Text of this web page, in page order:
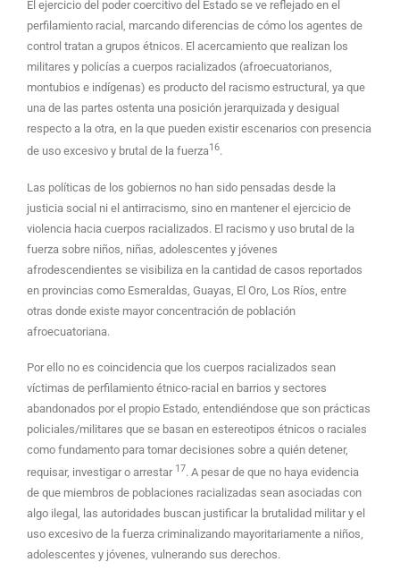
El ejercicio del poder coercitivo del Estado se ve reflejado en el
perfilamiento racial, marcando diferencias de cómo los agentes de
control tratan a grupos étnicos. El acercamiento que realizan los
militares y policías a cuerpos racializados (afroecuatorianos,
montubios e indígenas) es producto del racismo estructural, ya que
una de las partes ostenta una posición jerarquizada y desigual
respecto a la otra, en la que pueden existir escenarios con presencia
de uso excesivo y brutal de la fuerza16.
Las políticas de los gobiernos no han sido pensadas desde la
justicia social ni el antirracismo, sino en mantener el ejercicio de
violencia hacia cuerpos racializados. El racismo y uso brutal de la
fuerza sobre niños, niñas, adolescentes y jóvenes
afrodescendientes se visibiliza en la cantidad de casos reportados
en provincias como Esmeraldas, Guayas, El Oro, Los Ríos, entre
otras donde existe mayor concentración de población
afroecuatoriana.
Por ello no es coincidencia que los cuerpos racializados sean
víctimas de perfilamiento étnico-racial en barrios y sectores
abandonados por el propio Estado, entendiéndose que son prácticas
policiales/militares que se basan en estereotipos étnicos o raciales
como fundamento para tomar decisiones sobre a quién detener,
requisar, investigar o arrestar 17. A pesar de que no haya evidencia
de que miembros de poblaciones racializadas sean asociadas con
algo ilegal, las autoridades buscan justificar la brutalidad militar y el
uso excesivo de la fuerza criminalizando mayoritariamente a niños,
adolescentes y jóvenes, vulnerando sus derechos.